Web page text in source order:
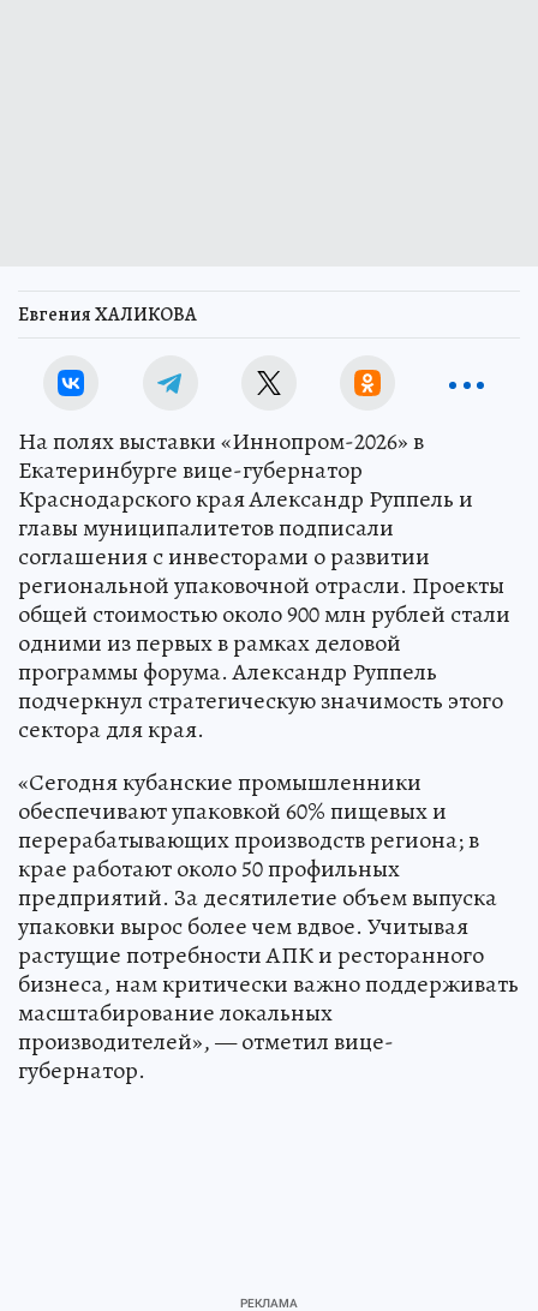
Евгения ХАЛИКОВА
На полях выставки «Иннопром-2026» в
Екатеринбурге вице-губернатор
Краснодарского края Александр Руппель и
главы муниципалитетов подписали
соглашения с инвесторами о развитии
региональной упаковочной отрасли. Проекты
общей стоимостью около 900 млн рублей стали
одними из первых в рамках деловой
программы форума. Александр Руппель
подчеркнул стратегическую значимость этого
сектора для края.
«Сегодня кубанские промышленники
обеспечивают упаковкой 60% пищевых и
перерабатывающих производств региона; в
крае работают около 50 профильных
предприятий. За десятилетие объем выпуска
упаковки вырос более чем вдвое. Учитывая
растущие потребности АПК и ресторанного
бизнеса, нам критически важно поддерживать
масштабирование локальных
производителей», — отметил вице-
губернатор.